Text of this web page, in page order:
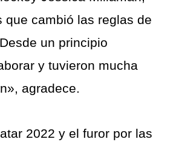
que cambió las reglas de
un principio
y tuvieron mucha
agradece.
2022 y el furor por las